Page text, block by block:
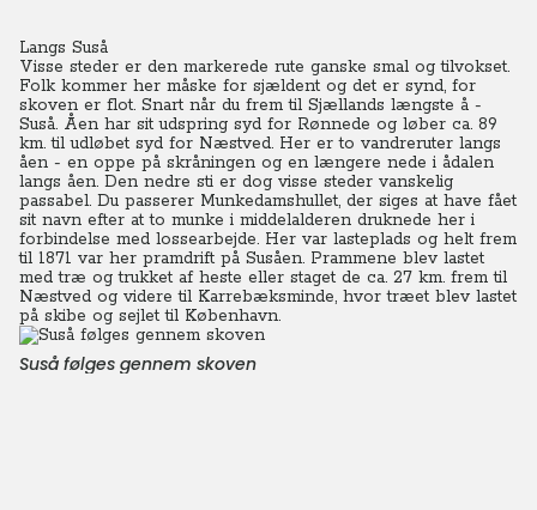
Langs Suså
Visse steder er den markerede rute ganske smal og tilvokset.
Folk kommer her måske for sjældent og det er synd, for
skoven er flot. Snart når du frem til Sjællands længste å -
Suså. Åen har sit udspring syd for Rønnede og løber ca. 89
km. til udløbet syd for Næstved. Her er to vandreruter langs
åen - en oppe på skråningen og en længere nede i ådalen
langs åen. Den nedre sti er dog visse steder vanskelig
passabel. Du passerer Munkedamshullet, der siges at have fået
sit navn efter at to munke i middelalderen druknede her i
forbindelse med lossearbejde. Her var lasteplads og helt frem
til 1871 var her pramdrift på Susåen. Prammene blev lastet
med træ og trukket af heste eller staget de ca. 27 km. frem til
Næstved og videre til Karrebæksminde, hvor træet blev lastet
på skibe og sejlet til København.
Suså følges gennem skoven